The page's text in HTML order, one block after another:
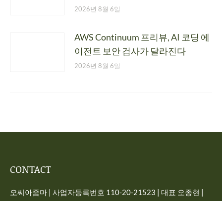
2026년 8월 6일
AWS Continuum 프리뷰, AI 코딩 에
이전트 보안 검사가 달라진다
2026년 8월 6일
CONTACT
오씨아줌마 | 사업자등록번호 110-20-21523 | 대표 오종현 |